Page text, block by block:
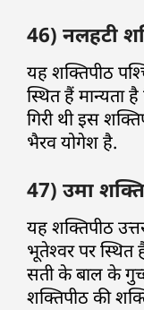
46) नलहटी
यह शक्तिपीठ
स्थित हैं मान्यता
गिरी थी इस
भैरव योगेश है.
47) उमा
यह शक्तिपीठ
भूतेश्वर पर स्थित
सती के बाल के
शक्तिपीठ की